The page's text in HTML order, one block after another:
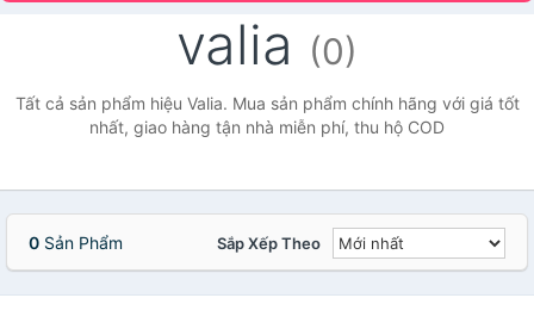
Face Shop
Waterproof
Mascara
valia (0)
Tất cả sản phẩm hiệu Valia. Mua sản phẩm chính hãng với giá tốt
nhất, giao hàng tận nhà miễn phí, thu hộ COD
0 Sản Phẩm Sắp Xếp Theo